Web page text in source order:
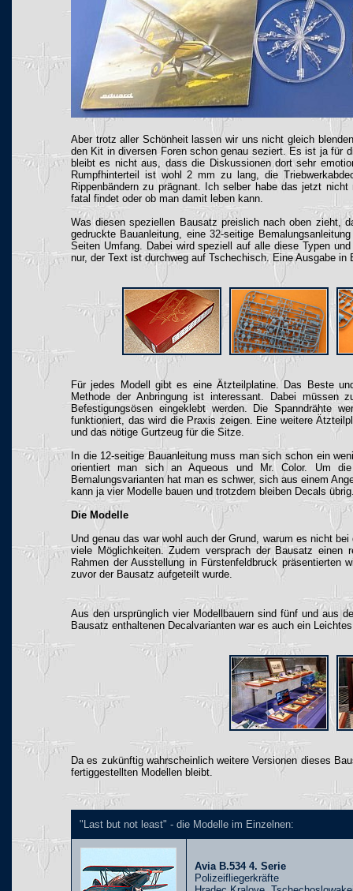
Aber trotz aller Schönheit lassen wir uns nicht gleich
den Kit in diversen Foren schon genau seziert. Es ist ja für
bleibt es nicht aus, dass die Diskussionen dort sehr
Rumpfhinterteil ist wohl 2 mm zu lang, die
Rippenbändern zu prägnant. Ich selber habe das jetzt
fatal findet oder ob man damit leben kann.
Was diesen speziellen Bausatz preislich nach oben zieht,
gedruckte Bauanleitung, eine 32-seitige
Seiten Umfang. Dabei wird speziell auf alle diese Typen
nur, der Text ist durchweg auf Tschechisch. Eine Ausgabe
Für jedes Modell gibt es eine Ätzteilplatine. Das Beste
Methode der Anbringung ist interessant. Dabei müssen
Befestigungsösen eingeklebt werden. Die Spanndrähte
funktioniert, das wird die Praxis zeigen. Eine weitere
und das nötige Gurtzeug für die Sitze.
In die 12-seitige Bauanleitung muss man sich schon ein
orientiert man sich an Aqueous und Mr. Color. Um
Bemalungsvarianten hat man es schwer, sich aus einem
kann ja vier Modelle bauen und trotzdem bleiben Decals
Die Modelle
Und genau das war wohl auch der Grund, warum es nicht
viele Möglichkeiten. Zudem versprach der Bausatz
Rahmen der Ausstellung in Fürstenfeldbruck
zuvor der Bausatz aufgeteilt wurde.
Aus den ursprünglich vier Modellbauern sind fünf und aus
Bausatz enthaltenen Decalvarianten war es auch ein
Da es zukünftig wahrscheinlich weitere Versionen dieses
fertiggestellten Modellen bleibt.
"Last but not least" - die Modelle im Einzelnen:
Avia B.534 4. Serie
Polizeifliegerkräfte